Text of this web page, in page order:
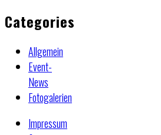
Categories
Allgemein
Event-
News
Fotogalerien
Impressum